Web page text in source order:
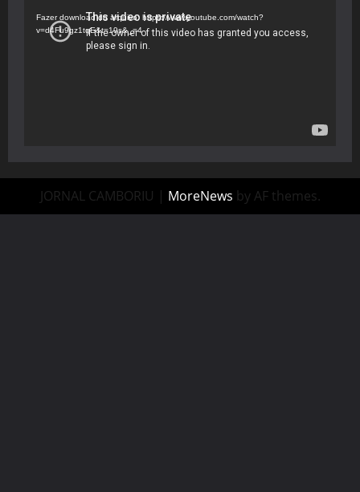
vídeo
Fazer download do arquivo: https://www.youtube.com/watch?
v=d4Fu9gz1tqE&t=19s&_=4
JORNAL CAMBORIU | MoreNews by AF themes.